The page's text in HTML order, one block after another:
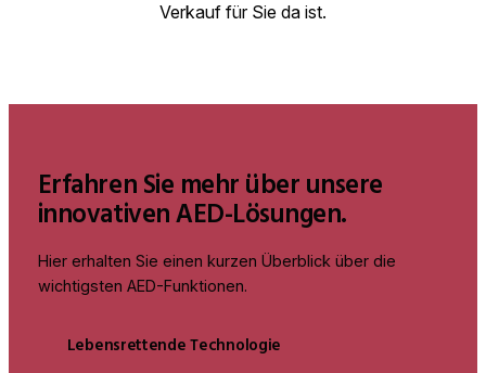
Verkauf für Sie da ist.
Erfahren Sie mehr über unsere
innovativen AED-Lösungen.
Hier erhalten Sie einen kurzen Überblick über die
wichtigsten AED-Funktionen.
Lebensrettende Technologie